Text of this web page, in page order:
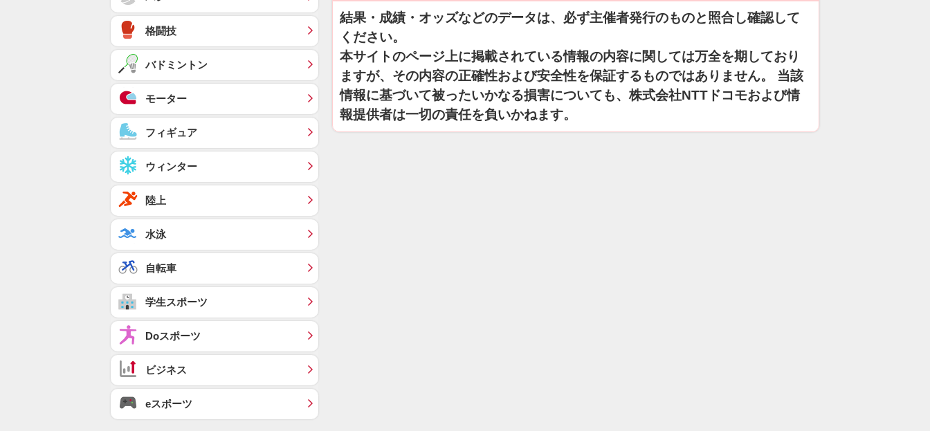
結果・成績・オッズなどのデータは、必ず主催者発行のものと照合し確認して
ください。
本サイトのページ上に掲載されている情報の内容に関しては万全を期しており
ますが、その内容の正確性および安全性を保証するものではありません。 当該
情報に基づいて被ったいかなる損害についても、株式会社NTTドコモおよび情
報提供者は一切の責任を負いかねます。
格闘技
バドミントン
モーター
フィギュア
ウィンター
陸上
水泳
自転車
学生スポーツ
Doスポーツ
ビジネス
eスポーツ